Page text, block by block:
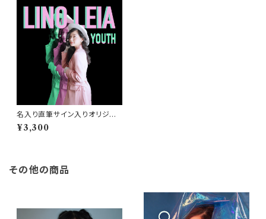
名入り直筆サイン入りオリジナ
ルポストカード付 LINO LEIA
(リノレイア) 1st Mini Album
¥3,300
その他の商品